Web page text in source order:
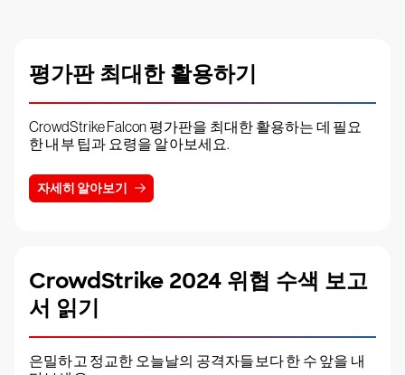
평가판 최대한 활용하기
CrowdStrike Falcon 평가판을 최대한 활용하는 데 필요
한 내부 팁과 요령을 알아보세요.
자세히 알아보기
CrowdStrike 2024 위협 수색 보고
서 읽기
은밀하고 정교한 오늘날의 공격자들보다 한 수 앞을 내